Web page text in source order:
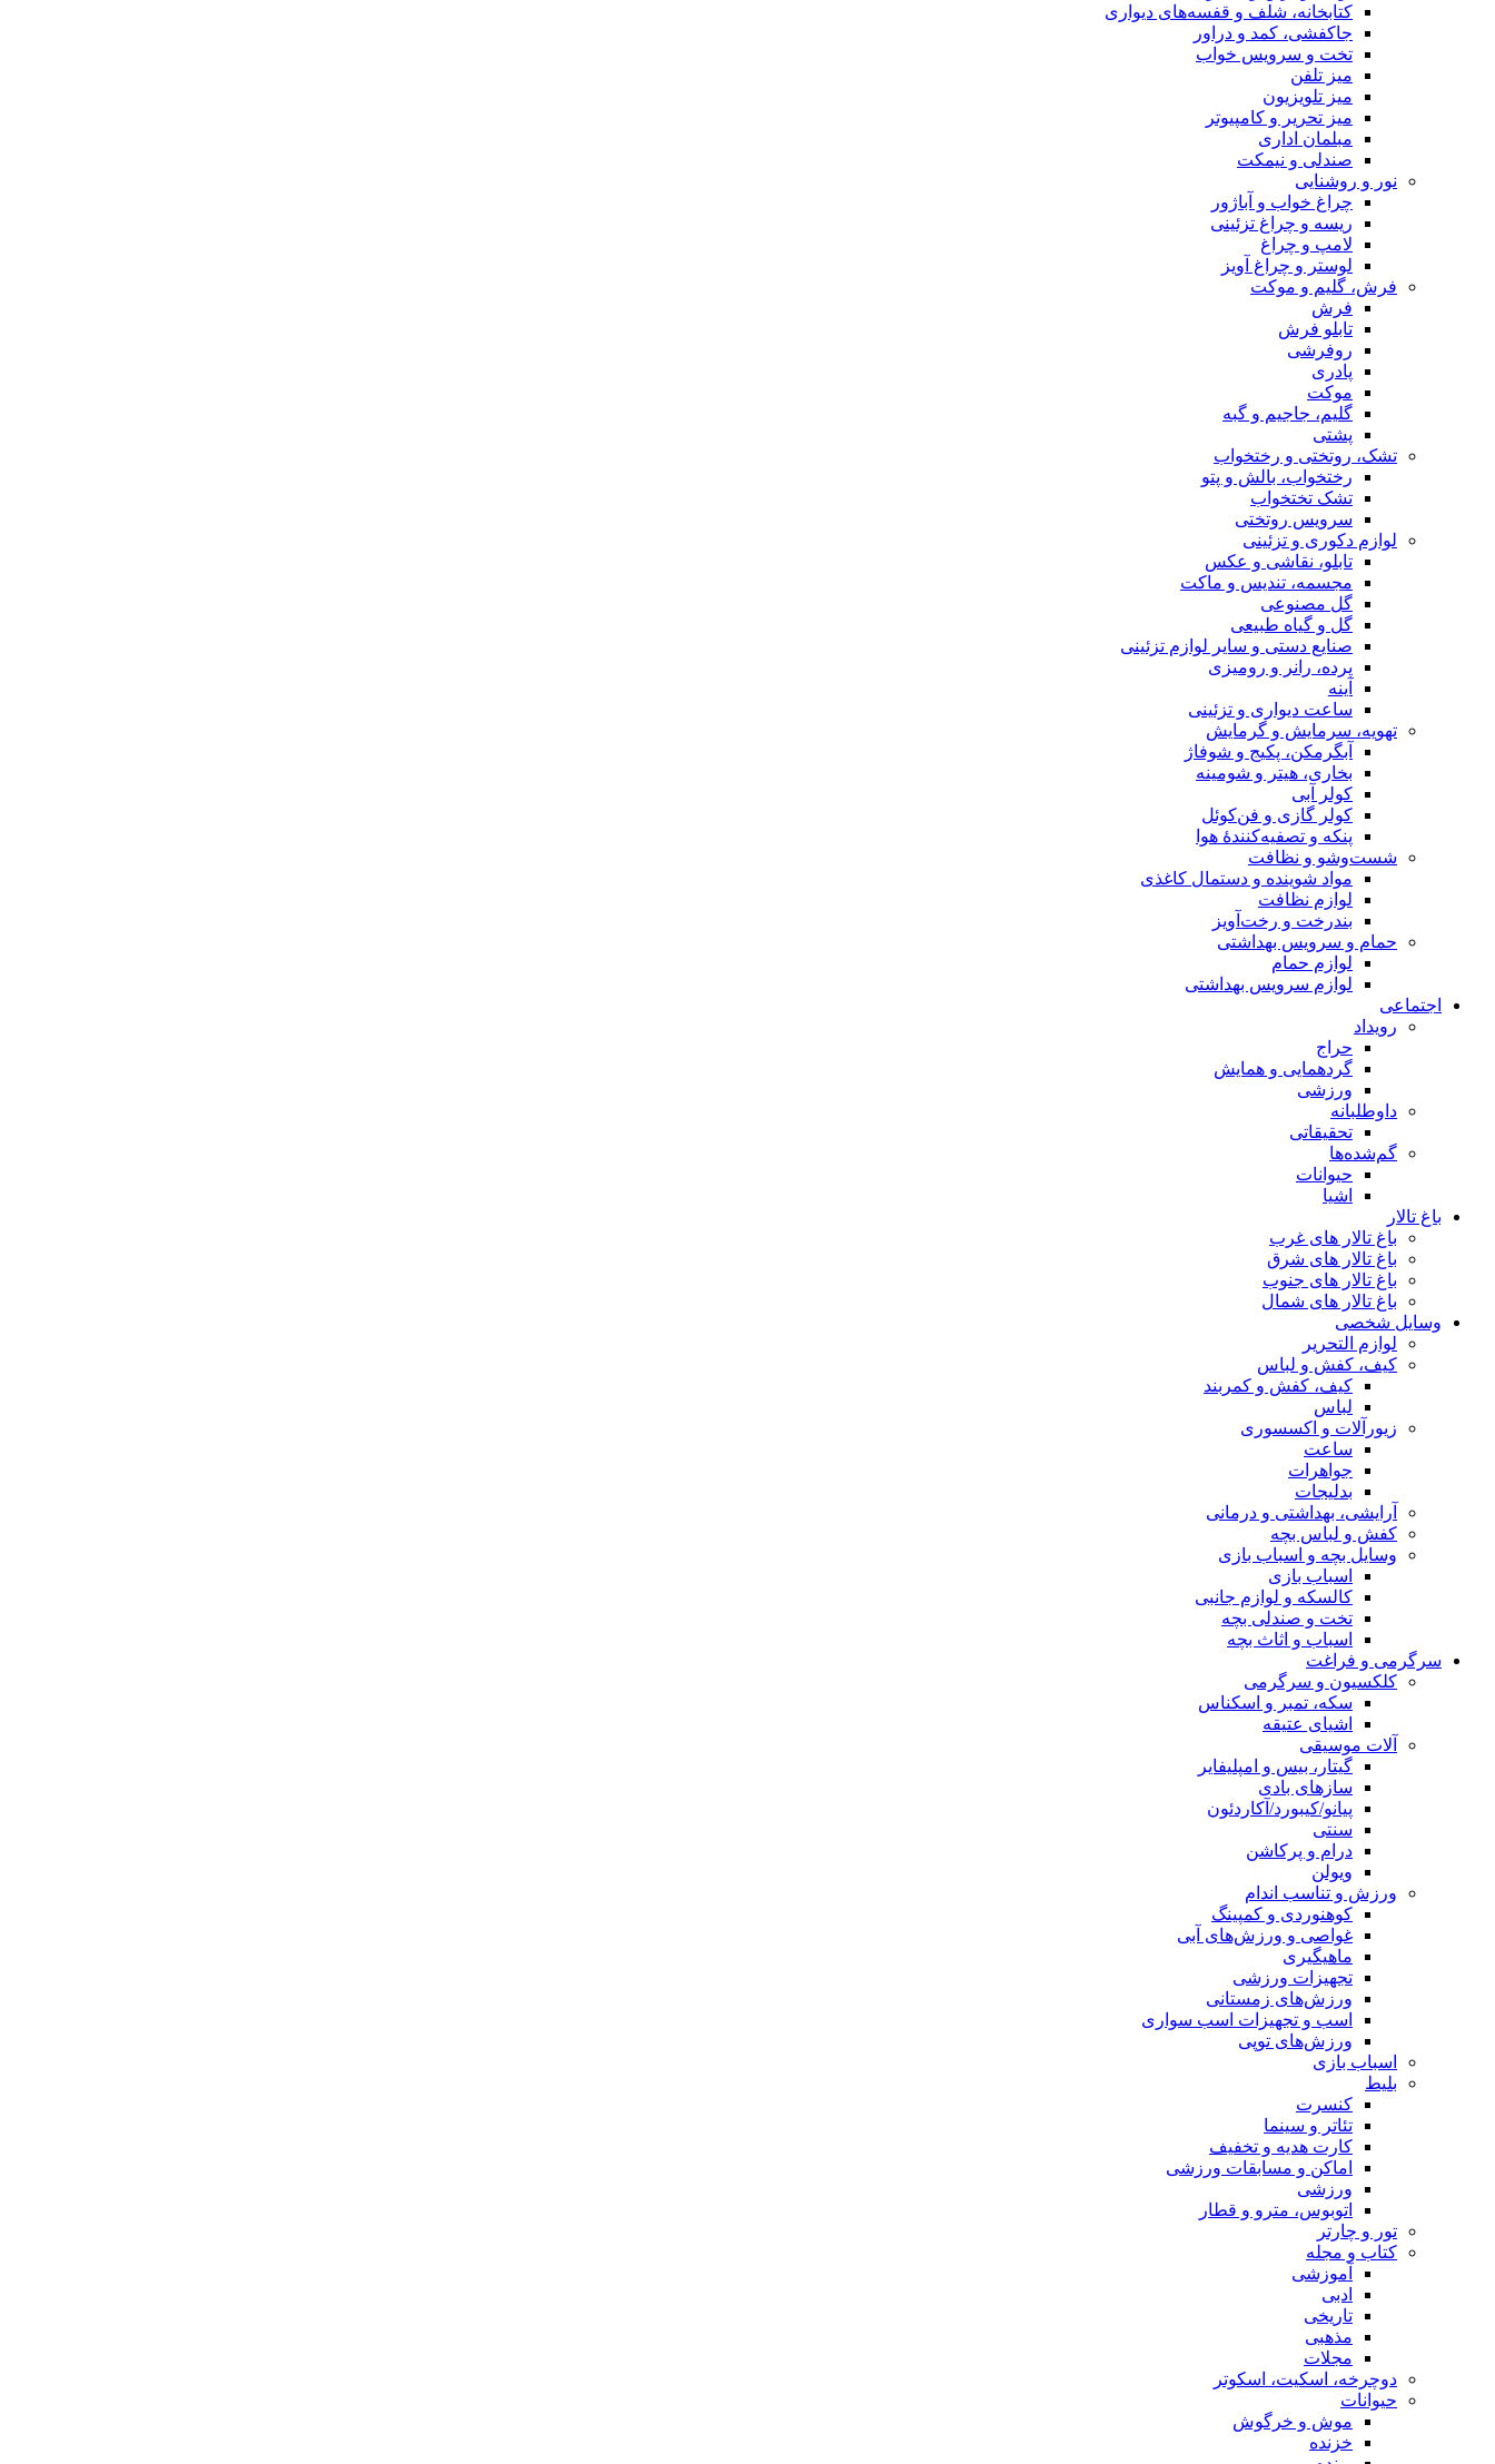
کتابخانه، شلف و قفسه‌های دیواری
جاکفشی، کمد و دراور
تخت و سرویس خواب
میز تلفن
میز تلویزیون
میز تحریر و کامپیوتر
مبلمان اداری
صندلی و نیمکت
نور و روشنایی
چراغ خواب و آباژور
ریسه و چراغ تزئینی
لامپ و چراغ
لوستر و چراغ آویز
فرش، گلیم و موکت
فرش
تابلو فرش
روفرشی
پادری
موکت
گلیم، جاجیم و گبه
پشتی
تشک، روتختی و رختخواب
رختخواب، بالش و پتو
تشک تختخواب
سرویس روتختی
لوازم دکوری و تزئینی
تابلو، نقاشی و عکس
مجسمه، تندیس و ماکت
گل مصنوعی
گل و گیاه طبیعی
صنایع دستی و سایر لوازم تزئینی
پرده، رانر و رومیزی
آینه
ساعت دیواری و تزئینی
تهویه، سرمایش و گرمایش
آبگرمکن، پکیج و شوفاژ
بخاری، هیتر و شومینه
کولر آبی
کولر گازی و فن‌کوئل
پنکه و تصفیه‌کنندهٔ هوا
شست‌وشو و نظافت
مواد شوینده و دستمال کاغذی
لوازم نظافت
بندرخت و رخت‌آویز
حمام و سرویس بهداشتی
لوازم حمام
لوازم سرویس بهداشتی
اجتماعی
رویداد
حراج
گردهمایی و همایش
ورزشی
داوطلبانه
تحقیقاتی
گم‌شده‌ها
حیوانات
اشیا
باغ تالار
باغ تالار های غرب
باغ تالار های شرق
باغ تالار های جنوب
باغ تالار های شمال
وسایل شخصی
لوازم التحریر
کیف، کفش و لباس
کیف، کفش و کمربند
لباس
زیورآلات و اکسسوری
ساعت
جواهرات
بدلیجات
آرایشی، بهداشتی و درمانی
کفش و لباس بچه
وسایل بچه و اسباب بازی
اسباب بازی
کالسکه و لوازم جانبی
تخت و صندلی بچه
اسباب و اثاث بچه
سرگرمی و فراغت
کلکسیون و سرگرمی
سکه، تمبر و اسکناس
اشیای عتیقه
آلات موسیقی
گیتار، بیس و امپلیفایر
سازهای بادی
پیانو/کیبورد/آکاردئون
سنتی
درام و پرکاشن
ویولن
ورزش و تناسب اندام
کوهنوردی و کمپینگ
غواصی و ورزش‌های آبی
ماهیگیری
تجهیزات ورزشی
ورزش‌های زمستانی
اسب و تجهیزات اسب سواری
ورزش‌های توپی
اسباب‌ بازی
بلیط
کنسرت
تئاتر و سینما
کارت هدیه و تخفیف
اماکن و مسابقات ورزشی
ورزشی
اتوبوس، مترو و قطار
تور و چارتر
کتاب و مجله
آموزشی
ادبی
تاریخی
مذهبی
مجلات
دوچرخه، اسکیت، اسکوتر
حیوانات
موش و خرگوش
خزنده